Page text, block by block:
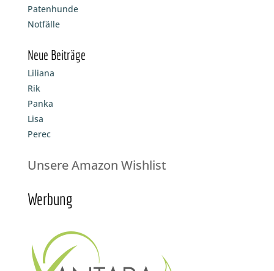
Patenhunde
Notfälle
Neue Beiträge
Liliana
Rik
Panka
Lisa
Perec
Unsere Amazon Wishlist
Werbung